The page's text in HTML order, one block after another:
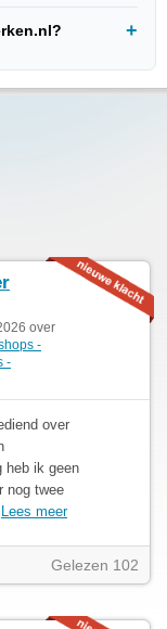
over
-
-
over
heb ik geen
nog twee
Lees meer
Gelezen 102